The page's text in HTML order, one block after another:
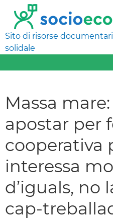
Sito di risorse
solidale
Massa
apostar per
cooperativa
interessa
d’iguals, no
cap-